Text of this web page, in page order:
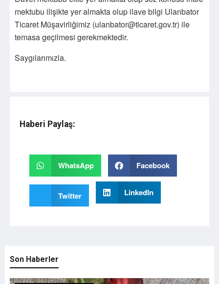
mektubu ilişikte yer almakta olup ilave bilgi Ulanbator
Ticaret Müşavirliğimiz (ulanbator@ticaret.gov.tr) ile
temasa geçilmesi gerekmektedir.
Saygılarımızla.
Haberi Paylaş:
WhatsApp Facebook
Twitter LinkedIn
Son Haberler